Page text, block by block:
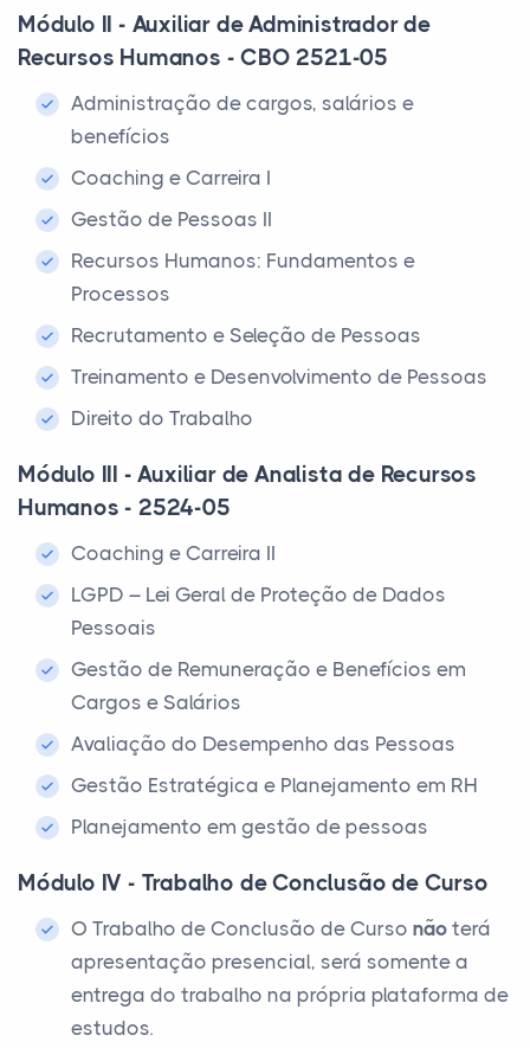
Módulo II - Auxiliar de Administrador de
Recursos Humanos - CBO 2521-05
Administração de cargos, salários e
benefícios
Coaching e Carreira I
Gestão de Pessoas II
Recursos Humanos: Fundamentos e
Processos
Recrutamento e Seleção de Pessoas
Treinamento e Desenvolvimento de Pessoas
Direito do Trabalho
Módulo III - Auxiliar de Analista de Recursos
Humanos - 2524-05
Coaching e Carreira II
LGPD – Lei Geral de Proteção de Dados
Pessoais
Gestão de Remuneração e Benefícios em
Cargos e Salários
Avaliação do Desempenho das Pessoas
Gestão Estratégica e Planejamento em RH
Planejamento em gestão de pessoas
Módulo IV - Trabalho de Conclusão de Curso
O Trabalho de Conclusão de Curso não terá
apresentação presencial, será somente a
entrega do trabalho na própria plataforma de
estudos.